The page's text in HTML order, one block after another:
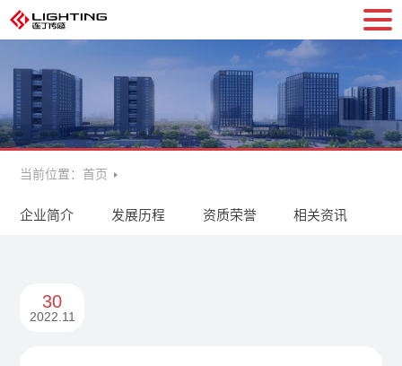
企业简介 发展历程 资质荣誉 相关资讯
当前位置： 首页
30
2022.11